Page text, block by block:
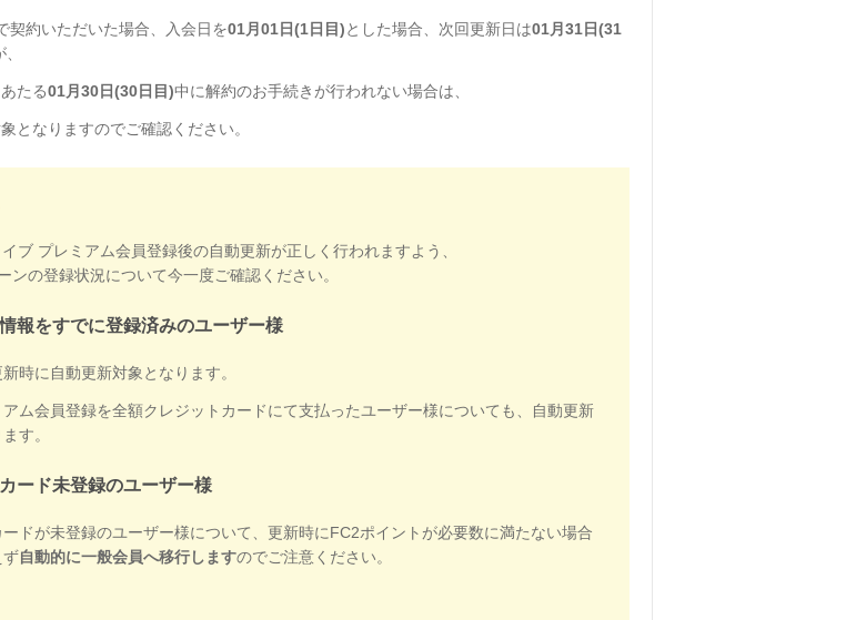
契約いただいた場合、入会日を01月01日(1日目)とした場合、次回更新日は01月31日(31
たる01月30日(30日目)中に解約のお手続きが行われない場合は、
なりますのでご確認ください。
ブ プレミアム会員登録後の自動更新が正しく行われますよう、
ンの登録状況について今一度ご確認ください。
報をすでに登録済みのユーザー様
時に自動更新対象となります。
アム会員登録を全額クレジットカードにて支払ったユーザー様についても、自動更新
す。
ード未登録のユーザー様
ドが未登録のユーザー様について、更新時にFC2ポイントが必要数に満たない場合
ず自動的に一般会員へ移行しますのでご注意ください。